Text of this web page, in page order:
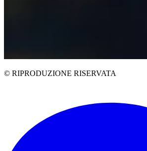
© RIPRODUZIONE RISERVATA